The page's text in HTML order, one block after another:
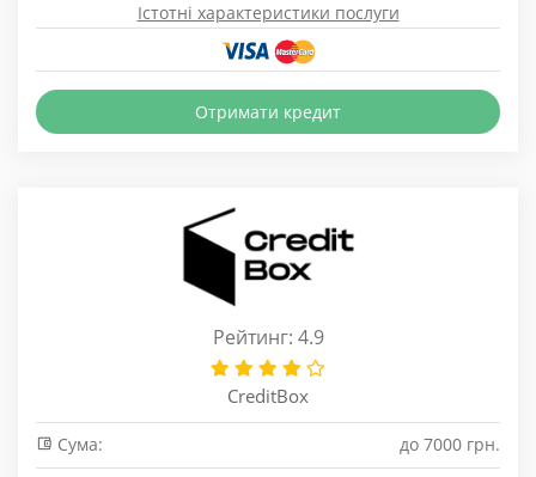
Істотні характеристики послуги
Отримати кредит
Рейтинг: 4.9
CreditBox
Сума:
до 7000 грн.